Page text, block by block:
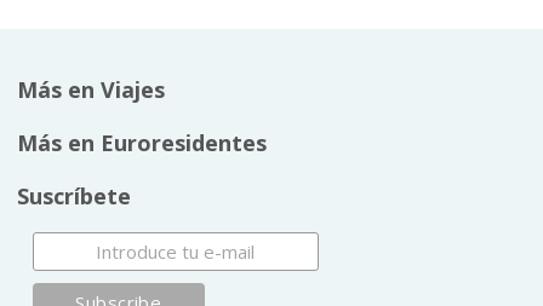
Más en Viajes
Más en Euroresidentes
Suscríbete